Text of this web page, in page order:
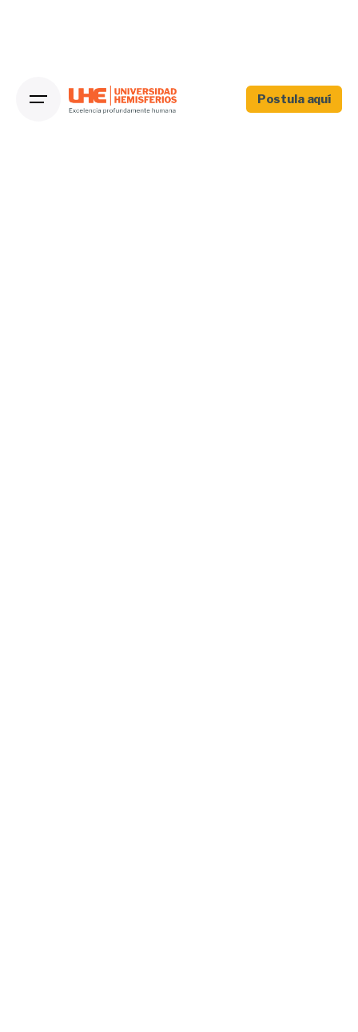
Postula aquí